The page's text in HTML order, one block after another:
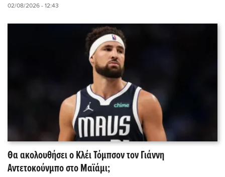
02/08/2026 - 12:43
Θα ακολουθήσει ο Κλέι Τόμπσον τον Γιάννη
Αντετοκούνμπο στο Μαϊάμι;